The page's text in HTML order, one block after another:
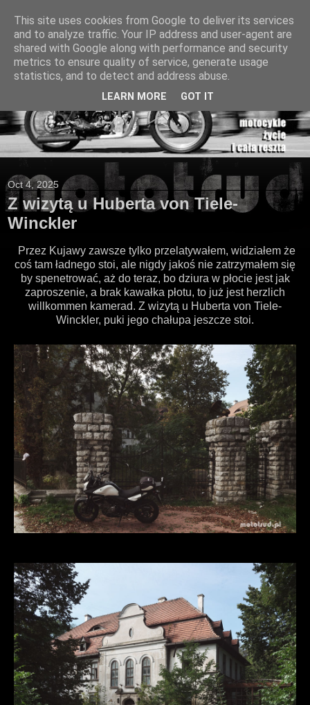
Oct 4, 2025
Z wizytą u Huberta von Tiele-
Winckler
Przez Kujawy zawsze tylko przelatywałem, widziałem że
coś tam ładnego stoi, ale nigdy jakoś nie zatrzymałem się
by spenetrować, aż do teraz, bo dziura w płocie jest jak
zaproszenie, a brak kawałka płotu, to już jest herzlich
willkommen kamerad. Z wizytą u Huberta von Tiele-
Winckler, puki jego chałupa jeszcze stoi.
This site uses cookies from Google to deliver its services
and to analyze traffic. Your IP address and user-agent are
shared with Google along with performance and security
metrics to ensure quality of service, generate usage
statistics, and to detect and address abuse.
LEARN MORE GOT IT